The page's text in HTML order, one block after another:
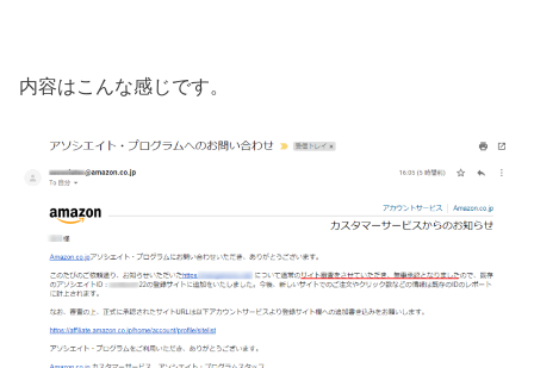
内容はこんな感じです。